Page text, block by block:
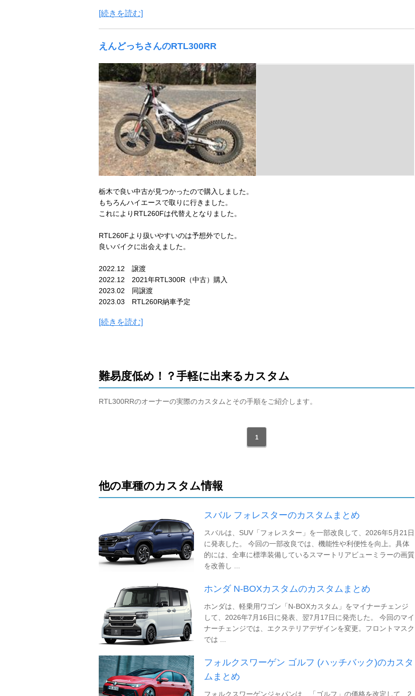
[続きを読む]
えんどっちさんのRTL300RR
栃木で良い中古が見つかったので購入しました。
もちろんハイエースで取りに行きました。
これによりRTL260Fは代替えとなりました。
RTL260Fより扱いやすいのは予想外でした。
良いバイクに出会えました。
2022.12 譲渡
2022.12 2021年RTL300R（中古）購入
2023.02 同譲渡
2023.03 RTL260R納車予定
[続きを読む]
難易度低め！？手軽に出来るカスタム
RTL300RRのオーナーの実際のカスタムとその手順をご紹介します。
1
他の車種のカスタム情報
スバル フォレスターのカスタムまとめ
スバルは、SUV「フォレスター」を一部改良して、2026年5月21日
に発表した。 今回の一部改良では、機能性や利便性を向上。具体
的には、全車に標準装備しているスマートリアビューミラーの画質
を改善し ...
ホンダ N-BOXカスタムのカスタムまとめ
ホンダは、軽乗用ワゴン「N-BOXカスタム」をマイナーチェンジ
して、2026年7月16日に発表、翌7月17日に発売した。 今回のマイ
ナーチェンジでは、エクステリアデザインを変更。フロントマスク
では ...
フォルクスワーゲン ゴルフ (ハッチバック)のカスタ
ムまとめ
フォルクスワーゲンジャパンは、「ゴルフ」の価格を改定して、2